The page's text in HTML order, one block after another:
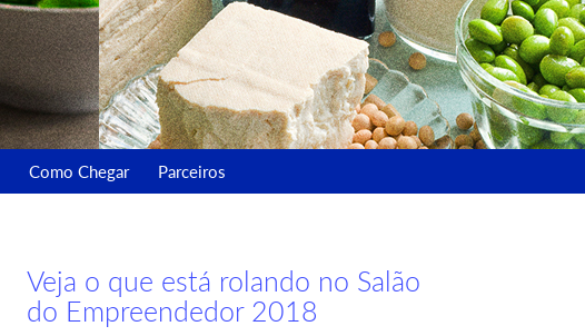
Como Chegar Parceiros
Veja o que está rolando no Salão
do Empreendedor 2018